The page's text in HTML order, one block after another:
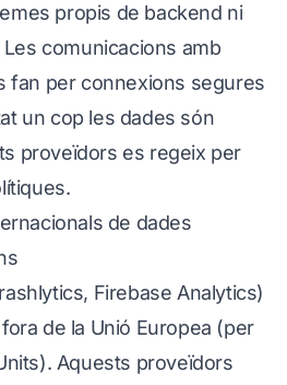
propis de backend ni
comunicacions amb
fan per connexions segures
un cop les dades són
proveïdors es regeix per
de dades
Firebase Analytics)
de la Unió Europea (per
Aquests proveïdors